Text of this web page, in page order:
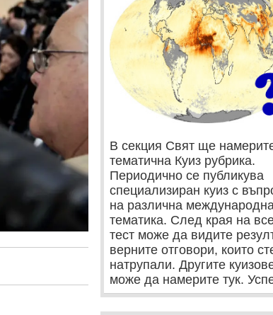
В секция Свят ще
тематична Куиз рубрика.
Периодично се публикува
специализиран куиз с
на различна
тематика. След края на
тест може да видите
верните отговори, които
натрупали. Другите
може да намерите тук.